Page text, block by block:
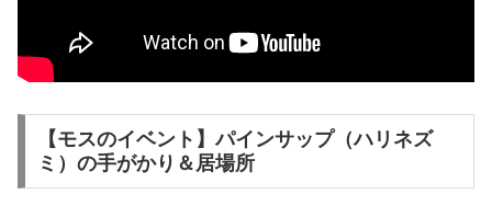
【モスのイベント】パインサップ（ハリネズ
ミ）の手がかり＆居場所